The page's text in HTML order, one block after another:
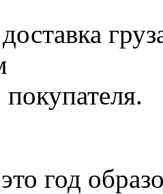
доставка
год